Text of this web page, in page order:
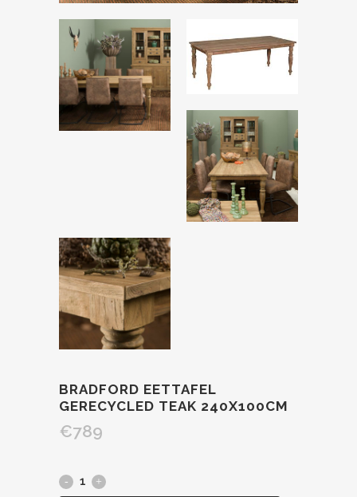
BRADFORD EETTAFEL
GERECYCLED TEAK 240X100CM
€789